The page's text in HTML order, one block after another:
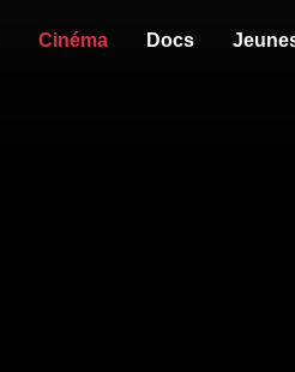
Cinéma Docs